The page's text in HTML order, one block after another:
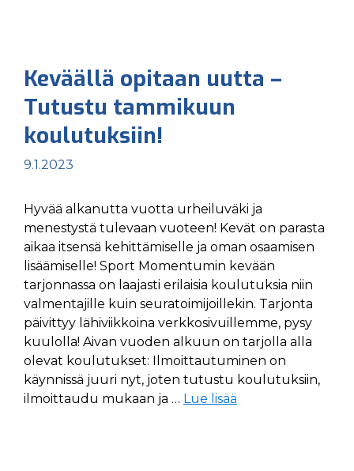
Keväällä opitaan uutta –
Tutustu tammikuun
koulutuksiin!
9.1.2023
Hyvää alkanutta vuotta urheiluväki ja
menestystä tulevaan vuoteen! Kevät on parasta
aikaa itsensä kehittämiselle ja oman osaamisen
lisäämiselle! Sport Momentumin kevään
tarjonnassa on laajasti erilaisia koulutuksia niin
valmentajille kuin seuratoimijoillekin. Tarjonta
päivittyy lähiviikkoina verkkosivuillemme, pysy
kuulolla! Aivan vuoden alkuun on tarjolla alla
olevat koulutukset: Ilmoittautuminen on
käynnissä juuri nyt, joten tutustu koulutuksiin,
ilmoittaudu mukaan ja … Lue lisää